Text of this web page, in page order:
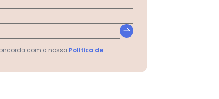
Bege
com a nossa Política de